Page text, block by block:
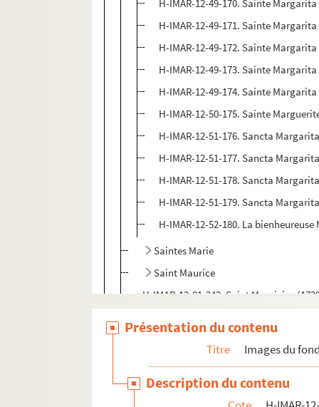
H-IMAR-12-49-170. Sainte Margarita
H-IMAR-12-49-171. Sainte Margarita
H-IMAR-12-49-172. Sainte Margarita
H-IMAR-12-49-173. Sainte Margarita
H-IMAR-12-49-174. Sainte Margarita
H-IMAR-12-50-175. Sainte
H-IMAR-12-51-176. Sancta
H-IMAR-12-51-177. Sancta
H-IMAR-12-51-178. Sancta
H-IMAR-12-51-179. Sancta
H-IMAR-12-52-180. La
Saintes Marie
Saint Maurice
H-IMAR-12-81-242. Saint Mauricins
Saint Macaire
Présentation du contenu
Titre Images du
Description du contenu